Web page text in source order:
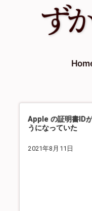
Apple の証明書ID
うになっていた
2021年8月11日